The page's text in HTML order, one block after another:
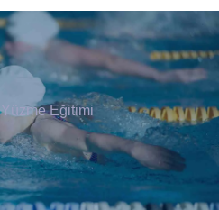
Yüzme Eğitimi